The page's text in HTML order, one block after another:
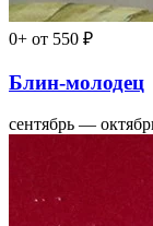
0+ от 550 ₽
Блин-молодец
сентябрь —